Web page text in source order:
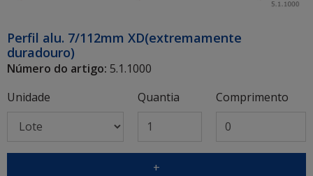
Perfil alu. 7/112mm XD(extremamente
duradouro)
Número do artigo: 5.1.1000
Unidade
Quantia Comprimento
+